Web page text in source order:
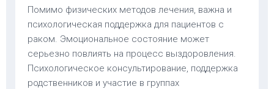
Помимо физических методов лечения, важна и
психологическая поддержка для пациентов с
раком. Эмоциональное состояние может
серьезно повлиять на процесс выздоровления.
Психологическое консультирование, поддержка
родственников и участие в группах